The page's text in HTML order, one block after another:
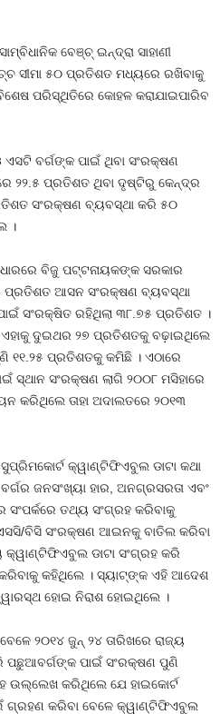
ବେଞ୍ଚ୍‍ ଇନ୍ଦ୍ରା ସାହାଣୀ
ସୀମା ୫୦ ପ୍ରତିଶତ ମଧ୍ୟରେ ରଖିବାକୁ
ପରିସ୍ଥିତିରେ କୋହଳ କରାଯାଇପାରିବ
ଏସଟି ବର୍ଗଙ୍କ ପାଇଁ ଥିବା ସଂରକ୍ଷଣ
୨୨.୫ ପ୍ରତିଶତ ଥିବା ଦୃଷ୍ଟିରୁ କେନ୍ଦ୍ର
ସଂରକ୍ଷଣ ବ୍ୟବସ୍ଥା କରି ୫୦
।
ବିଜୁ ପଟ୍ଟନାୟକଙ୍କ ସରକାର
ପ୍ରତିଶତ ଆସନ ସଂରକ୍ଷଣ ବ୍ୟବସ୍ଥା
ସଂରକ୍ଷିତ ରହିଥିଲା ୩୮.୭୫ ପ୍ରତିଶତ ।
ଏହାକୁ ଦୁଇଥର ୨୭ ପ୍ରତିଶତକୁ ବଢ଼ାଇଥିଲେ
୧୧.୨୫ ପ୍ରତିଶତକୁ କମିଛି । ଏଠାରେ
ସଂରକ୍ଷଣ ଲାଗି ୨୦୦୮ ମସିହାରେ
କରିଥିଲେ ତାହା ଅଦାଲତରେ ୨୦୧୩
ସୁପ୍ରିମକୋର୍ଟ କ୍ୱାଣ୍ଟିଫିଏବୁଲ ଡାଟା କଥା
ଜନସଂଖ୍ୟା ହାର, ଅନଗ୍ରସରତା ଏବଂ
ସଂପର୍କରେ ତଥ୍ୟ ସଂଗ୍ରହ କରିବାକୁ
ବିସି ସଂରକ୍ଷଣ ଆଇନକୁ ବାତିଲ କରିବା
କ୍ୱାଣ୍ଟିଫିଏବୁଲ ଡାଟା ସଂଗ୍ରହ କରି
କରିବାକୁ କହିଥିଲେ । ସ୍ୟାଟ୍‍ଙ୍କ ଏହି ଆଦେଶ
ହୋଇ ନିରାଶ ହୋଇଥିଲେ ।
୨୦୧୪ ଜୁନ୍‍ ୨୪ ତାରିଖରେ ରାଜ୍ୟ
ପଛୁଆବର୍ଗଙ୍କ ପାଇଁ ସଂରକ୍ଷଣ ପୁଣି
ଉଲ୍ଲେଖ କରିଥିଲେ ଯେ ହାଇକୋର୍ଟ
ଗ୍ରହଣ କରିବା ବେଳେ କ୍ୱାଣ୍ଟିଫିଏବୁଲ